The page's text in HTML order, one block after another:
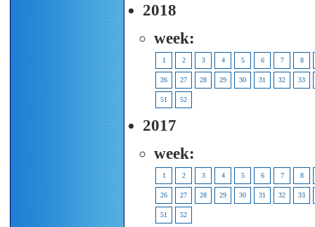
2018
week:
1 2 3 4 5 6 7 8
26 27 28 29 30 31 32 33
51 52
2017
week:
1 2 3 4 5 6 7 8
26 27 28 29 30 31 32 33
51 52